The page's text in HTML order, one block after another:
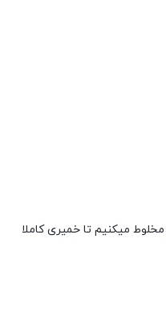
مخلوط میکنیم تا خمیری کاملا